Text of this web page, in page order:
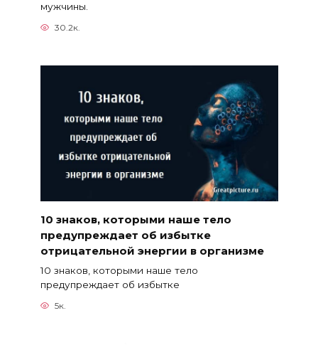
мужчины.
30.2к.
10 знаков, которыми наше тело
предупреждает об избытке
отрицательной энергии в организме
10 знаков, которыми наше тело
предупреждает об избытке
5к.